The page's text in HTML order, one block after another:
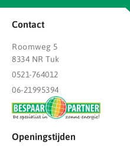
Contact
Roomweg 5
8334 NR Tuk
0521-764012
06-21995394
Openingstijden